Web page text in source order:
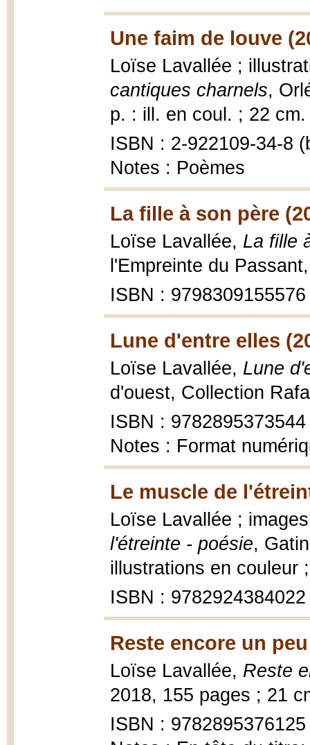
Une faim de louve
Loïse Lavallée ;
cantiques charnels,
p. : ill. en coul. ; 22 cm.
ISBN : 2-922109-34-8
Notes : Poèmes
La fille à son père
Loïse Lavallée, La fille
l'Empreinte du
ISBN : 9798309155576
Lune d'entre elles
Loïse Lavallée, Lune
d'ouest, Collection
ISBN : 9782895373544
Notes : Format
Le muscle de
Loïse Lavallée ;
l'étreinte - poésie,
illustrations en couleur
ISBN : 9782924384022
Reste encore un
Loïse Lavallée, Reste
2018, 155 pages ; 21
ISBN : 9782895376125